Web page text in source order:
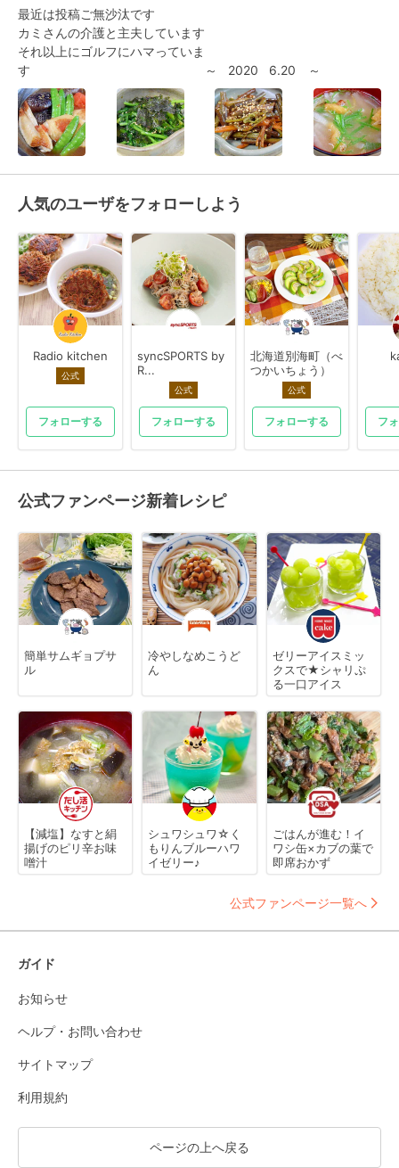
最近は投稿ご無沙汰です
カミさんの介護と主夫しています
それ以上にゴルフにハマっていま
す　　　　　　　　　　　　　　～   2020   6.20　～
人気のユーザをフォローしよう
Radio kitchen
公式
フォローする
syncSPORTS by
R...
公式
フォローする
北海道別海町（べ
つかいちょう）
公式
フォローする フ
公式ファンページ新着レシピ
簡単サムギョプサ
ル
冷やしなめこうど
ん
ゼリーアイスミッ
クスで★シャリぷ
る一口アイス
【減塩】なすと絹
揚げのピリ辛お味
噌汁
シュワシュワ☆く
もりんブルーハワ
イゼリー♪
ごはんが進む！イ
ワシ缶×カブの葉で
即席おかず
公式ファンページ一覧へ
ガイド
お知らせ
ヘルプ・お問い合わせ
サイトマップ
利用規約
ページの上へ戻る